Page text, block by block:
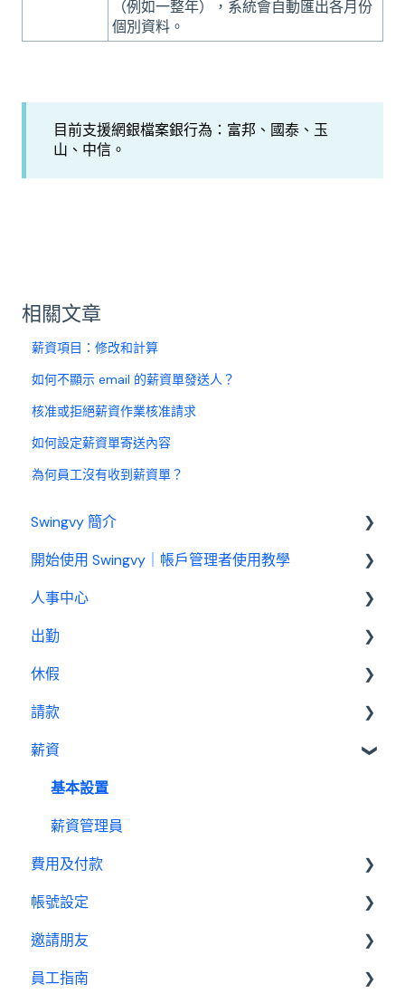
（例如一整年），系統會自動匯出各月份
個別資料。
目前支援網銀檔案銀行為：富邦、國泰、玉
山、中信。
相關文章
薪資項目：修改和計算
如何不顯示 email 的薪資單發送人？
核准或拒絕薪資作業核准請求
如何設定薪資單寄送內容
為何員工沒有收到薪資單？
Swingvy 簡介
認識 Swingvy
開始使用 Swingvy｜帳戶管理者使用教學
Swingvy 新手教學｜所有你需要的教學影片都在
人事中心
人員
公告
行事曆
績效管理
設定
報表
出勤
基本設定
出勤管理者
我是員工
休假
基本設置
休假管理員
請款
請款管理員
薪資
基本設置
薪資管理員
費用及付款
訂閱相關
費用及付款
帳號設定
管理設定
邀請朋友
邀請制度
員工指南